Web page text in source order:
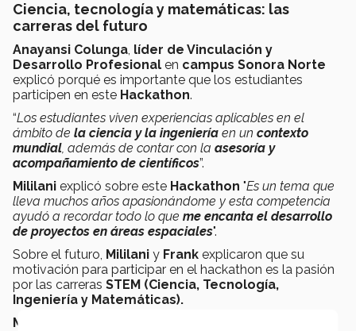
Ciencia, tecnología y matemáticas: las
carreras del futuro
Anayansi Colunga, líder de Vinculación y
Desarrollo Profesional en campus Sonora Norte
explicó porqué es importante que los estudiantes
participen en este Hackathon.
“Los estudiantes viven experiencias aplicables en el
ámbito de la ciencia y la ingeniería en un contexto
mundial, además de contar con la asesoría y
acompañamiento de científicos”.
Mililani explicó sobre este Hackathon "Es un tema que
lleva muchos años apasionándome y esta competencia
ayudó a recordar todo lo que me encanta el desarrollo
de proyectos en áreas espaciales".
Sobre el futuro, Mililani y Frank explicaron que su
motivación para participar en el hackathon es la pasión
por las carreras STEM (Ciencia, Tecnología,
Ingeniería y Matemáticas).
Miliani,